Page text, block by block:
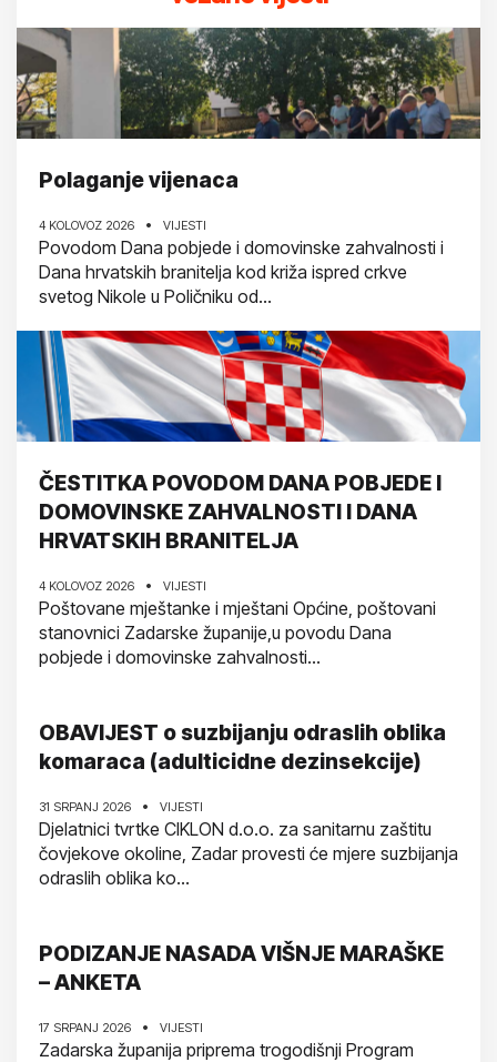
Polaganje vijenaca
4 KOLOVOZ 2026 VIJESTI
Povodom Dana pobjede i domovinske zahvalnosti i
Dana hrvatskih branitelja kod križa ispred crkve
svetog Nikole u Poličniku od...
ČESTITKA POVODOM DANA POBJEDE I
DOMOVINSKE ZAHVALNOSTI I DANA
HRVATSKIH BRANITELJA
4 KOLOVOZ 2026 VIJESTI
Poštovane mještanke i mještani Općine, poštovani
stanovnici Zadarske županije,u povodu Dana
pobjede i domovinske zahvalnosti...
OBAVIJEST o suzbijanju odraslih oblika
komaraca (adulticidne dezinsekcije)
31 SRPANJ 2026 VIJESTI
Djelatnici tvrtke CIKLON d.o.o. za sanitarnu zaštitu
čovjekove okoline, Zadar provesti će mjere suzbijanja
odraslih oblika ko...
PODIZANJE NASADA VIŠNJE MARAŠKE
– ANKETA
17 SRPANJ 2026 VIJESTI
Zadarska županija priprema trogodišnji Program